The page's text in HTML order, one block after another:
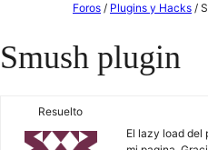
contenido
Foros / Plugins y Hacks /
Smush plugin
Resuelto
El lazy load del